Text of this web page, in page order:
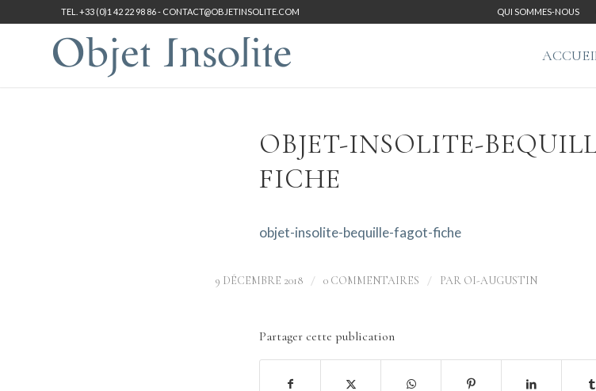
QUI SOMMES-NOUS
TEL. +33 (0)1 42 22 98 86 - CONTACT@OBJETINSOLITE.COM
OBJET-INSOLITE-
FICHE
objet-insolite-bequille-fagot-fiche
9 DÉCEMBRE 2018 / 0 COMMENTAIRES / PAR OI-AUGUSTIN
Partager cette publication